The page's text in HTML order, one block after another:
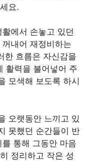
요.
에서 손놓고 있던
내어 재정비하는
한 흐름은 자신감을
활력을 불어넣어 주
모색해 보도록 하시
오랫동안 느끼고 있
못했던 순간들이 반
통해 그동안 마음
정리하고 작은 성